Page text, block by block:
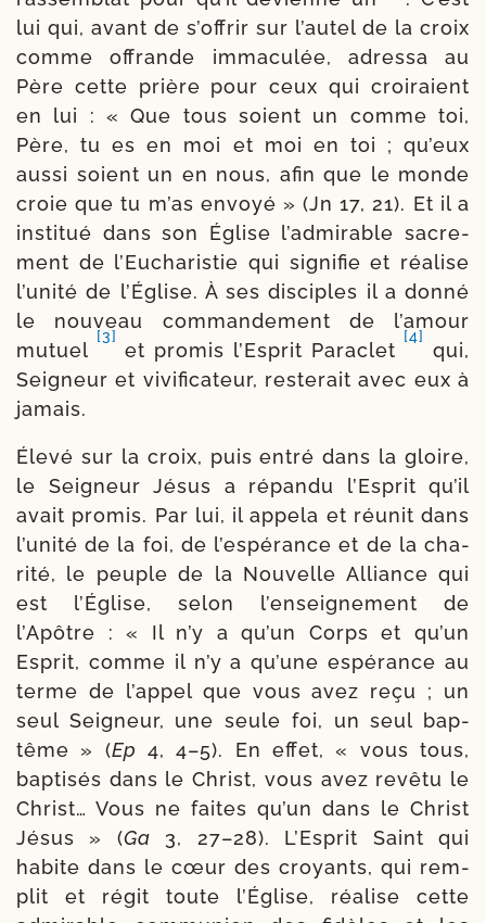
lui qui, avant de s’offrir sur l’autel de la croix
comme offrande imma­cu­lée, adres­sa au
Père cette prière pour ceux qui croi­raient
en lui : « Que tous soient un comme toi,
Père, tu es en moi et moi en toi ; qu’eux
aus­si soient un en nous, afin que le monde
croie que tu m’as envoyé » (Jn 17, 21). Et il a
ins­ti­tué dans son Église l’admirable sacre­
ment de l’Eucharistie qui signi­fie et réa­lise
l’unité de l’Église. À ses dis­ciples il a don­né
le nou­veau com­man­de­ment de l’amour
mutuel
[3]
et pro­mis l’Esprit Paraclet
[4]
qui,
Seigneur et vivi­fi­ca­teur, res­te­rait avec eux à
jamais.
Élevé sur la croix, puis entré dans la gloire,
le Seigneur Jésus a répan­du l’Esprit qu’il
avait pro­mis. Par lui, il appe­la et réunit dans
l’unité de la foi, de l’espérance et de la cha­
ri­té, le peuple de la Nouvelle Alliance qui
est l’Église, selon l’enseignement de
l’Apôtre : « Il n’y a qu’un Corps et qu’un
Esprit, comme il n’y a qu’une espé­rance au
terme de l’appel que vous avez reçu ; un
seul Seigneur, une seule foi, un seul bap­
tême » (Ep 4, 4–5). En effet, « vous tous,
bap­ti­sés dans le Christ, vous avez revê­tu le
Christ… Vous ne faites qu’un dans le Christ
Jésus » (Ga 3, 27–28). L’Esprit Saint qui
habite dans le cœur des croyants, qui rem­
plit et régit toute l’Église, réa­lise cette